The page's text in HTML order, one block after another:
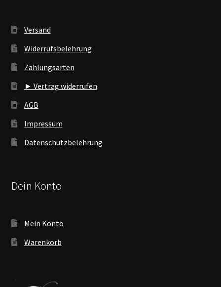
Versand
Widerrufsbelehrung
Zahlungsarten
► Vertrag widerrufen
AGB
Impressum
Datenschutzbelehrung
Dein Konto
Mein Konto
Warenkorb